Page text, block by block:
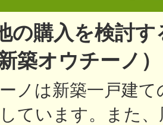
の購入を検討
築オウチーノ
ノは新築一戸建
ています。また